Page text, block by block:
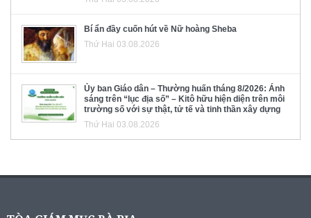
Bí ẩn đầy cuốn hút về Nữ hoàng Sheba
Thứ Hai 03.08.2026
Ủy ban Giáo dân – Thường huấn tháng 8/2026: Ánh
sáng trên “lục địa số” – Kitô hữu hiện diện trên môi
trường số với sự thật, tử tế và tinh thần xây dựng
Thứ Hai 03.08.2026